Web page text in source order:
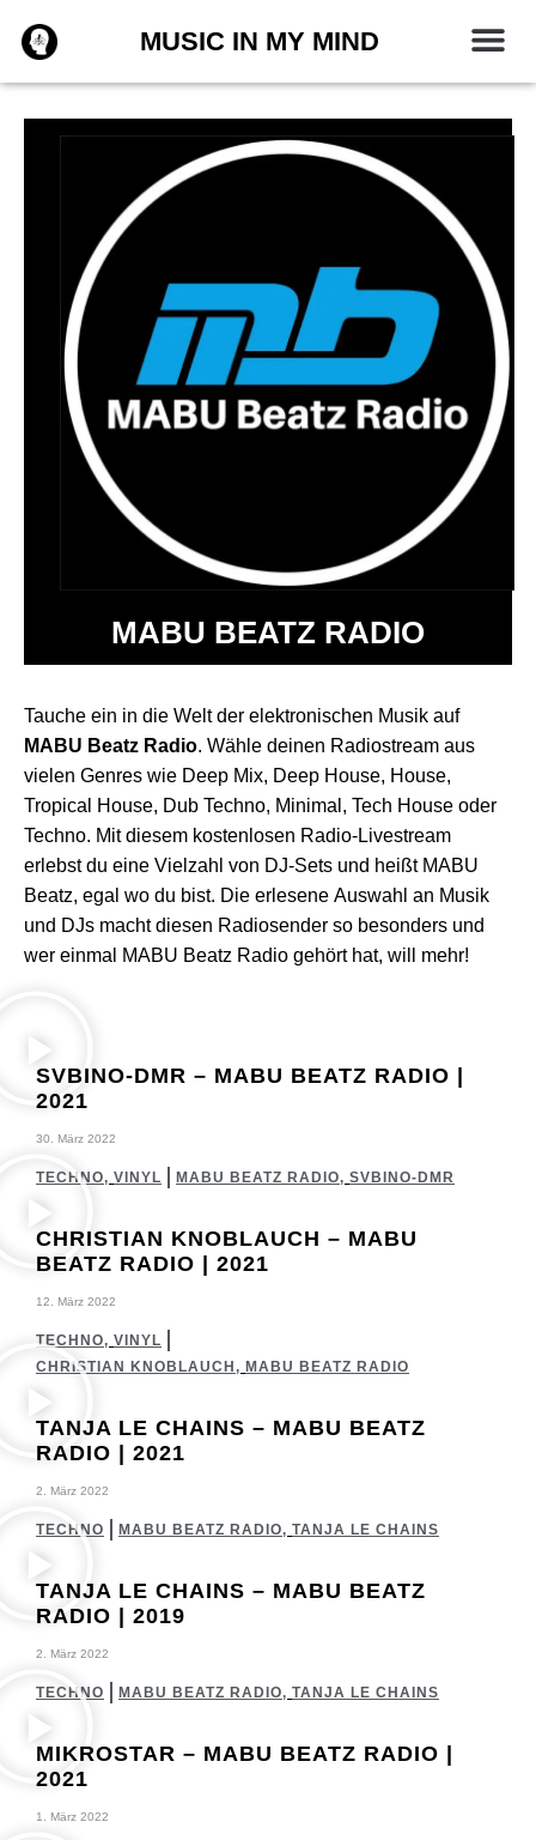
Inhalt
springen
MUSIC IN MY MIND
MABU BEATZ RADIO
Tauche ein in die Welt der elektronischen Musik auf
MABU Beatz Radio. Wähle deinen Radiostream aus
vielen Genres wie Deep Mix, Deep House, House,
Tropical House, Dub Techno, Minimal, Tech House oder
Techno. Mit diesem kostenlosen Radio-Livestream
erlebst du eine Vielzahl von DJ-Sets und heißt MABU
Beatz, egal wo du bist. Die erlesene Auswahl an Musik
und DJs macht diesen Radiosender so besonders und
wer einmal MABU Beatz Radio gehört hat, will mehr!
SVBINO-DMR – MABU BEATZ RADIO |
2021
30. März 2022
TECHNO, VINYL MABU BEATZ RADIO, SVBINO-DMR
CHRISTIAN KNOBLAUCH – MABU
BEATZ RADIO | 2021
12. März 2022
TECHNO, VINYL
CHRISTIAN KNOBLAUCH , MABU BEATZ RADIO
TANJA LE CHAINS – MABU BEATZ
RADIO | 2021
2. März 2022
TECHNO MABU BEATZ RADIO, TANJA LE CHAINS
TANJA LE CHAINS – MABU BEATZ
RADIO | 2019​
2. März 2022
TECHNO MABU BEATZ RADIO, TANJA LE CHAINS
MIKROSTAR – MABU BEATZ RADIO |
2021​
1. März 2022